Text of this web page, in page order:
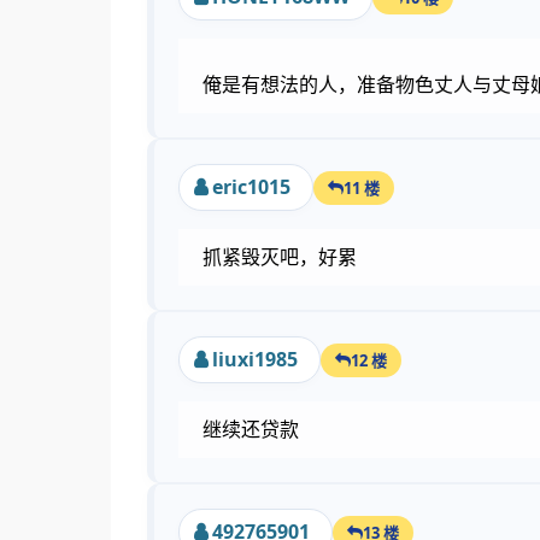
俺是有想法的人，准备物色丈人与丈母
eric1015 11 楼
抓紧毁灭吧，好累
liuxi1985 12 楼
继续还贷款
492765901 13 楼